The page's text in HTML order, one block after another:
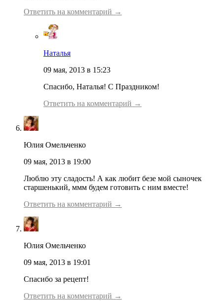
Ответить на комментарий →
Наталья
09 мая, 2013 в 15:23
Спасибо, Наталья! С Праздником!
Ответить на комментарий →
Юлия Омельченко
09 мая, 2013 в 19:00
Люблю эту сладость! А как любит безе мой сыночек
старшенький, ммм будем готовить с ним вместе!
Ответить на комментарий →
Юлия Омельченко
09 мая, 2013 в 19:01
Спасибо за рецепт!
Ответить на комментарий →